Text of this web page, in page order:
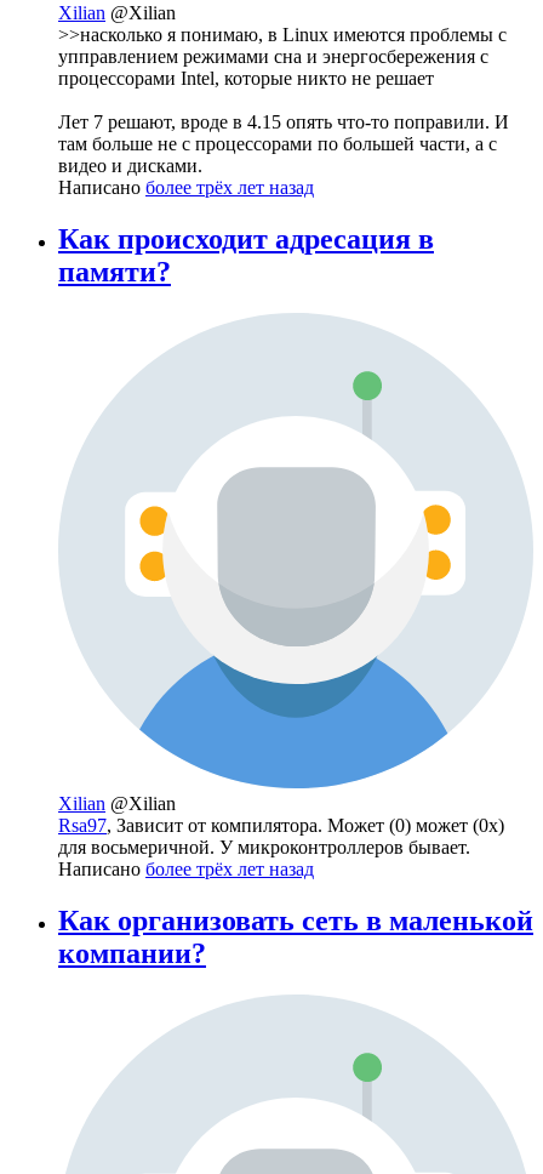
Xilian @Xilian
>>насколько я понимаю, в Linux имеются проблемы с
упправлением режимами сна и энергосбережения с
процессорами Intel, которые никто не решает
Лет 7 решают, вроде в 4.15 опять что-то поправили. И
там больше не с процессорами по большей части, а с
видео и дисками.
Написано более трёх лет назад
Как происходит адресация в
памяти?
Xilian @Xilian
Rsa97, Зависит от компилятора. Может (0) может (0х)
для восьмеричной. У микроконтроллеров бывает.
Написано более трёх лет назад
Как организовать сеть в маленькой
компании?